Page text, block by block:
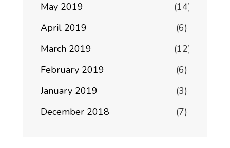
May 2019
(14)
April 2019
(6)
March 2019
(12)
February 2019
(6)
January 2019
(3)
December 2018
(7)